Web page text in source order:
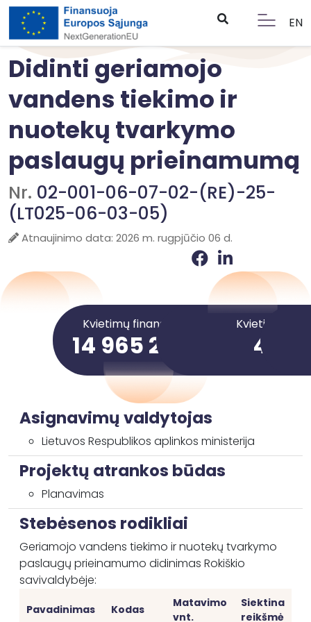
EN
Didinti geriamojo
vandens tiekimo ir
nuotekų tvarkymo
paslaugų prieinamumą
Nr. 02-001-06-07-02-(RE)-25-
(LT025-06-03-05)
Atnaujinimo data: 2026 m. rugpjūčio 06 d.
Kvietimų finansavimo suma
14 965 218,58 €
Kvietimai
4
Asignavimų valdytojas
Lietuvos Respublikos aplinkos ministerija
Projektų atrankos būdas
Planavimas
Stebėsenos rodikliai
Geriamojo vandens tiekimo ir nuotekų tvarkymo
paslaugų prieinamumo didinimas Rokiškio
savivaldybėje:
Pavadinimas Kodas
Matavimo
vnt.
Siektina
reikšmė